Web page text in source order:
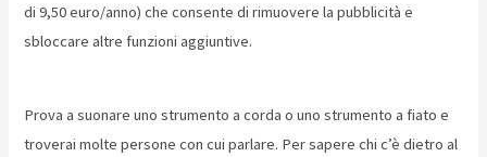
di 9,50 euro/anno) che consente di rimuovere la pubblicità e
sbloccare altre funzioni aggiuntive.
Prova a suonare uno strumento a corda o uno strumento a fiato e
troverai molte persone con cui parlare. Per sapere chi c’è dietro al